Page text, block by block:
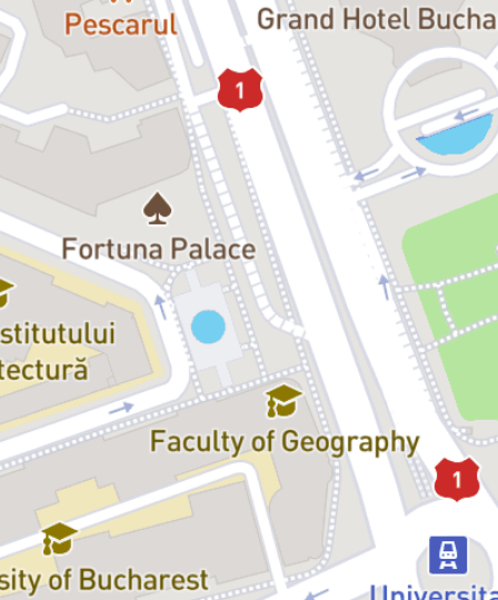
îngândurat, cu mintea la cei dragi.”
– Ciprian Chiricheș, regizorul
spectacolului
Anna Jordaneste o dramaturgă, regizoare și scenaristă britanică
de renume. A absolvit actoria la London Academy of Music &
Dramatic Arts (LAMDA) și este profesoară de arta actorului. Pentru
piesa „Yen”, a obținut prestigiosul premiu Bruntwood pentru
Hench:Sevastian Stan
Bobbie:Mario Monțescu
Maggie:Teodora Antal
Jennifer:Diana Pomparău